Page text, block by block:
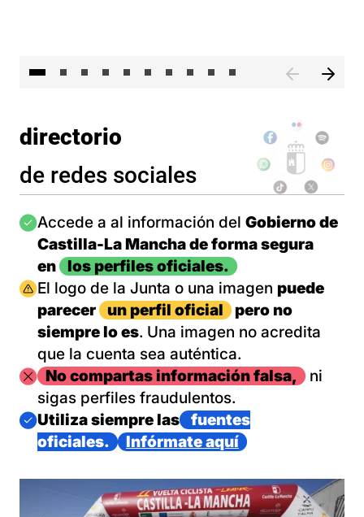
directorio
de redes sociales
Imagen
Accede a al información del Gobierno de
Castilla-La Mancha de forma segura
en
los perfiles oficiales.
Imagen
El logo de la Junta o una imagen puede
parecer
un perfil oficial
pero no
siempre lo es. Una imagen no acredita
que la cuenta sea auténtica.
ImagenNo compartas información falsa,
ni
sigas perfiles fraudulentos.
Imagen
Utiliza siempre las
fuentes
oficiales.
Infórmate aquí